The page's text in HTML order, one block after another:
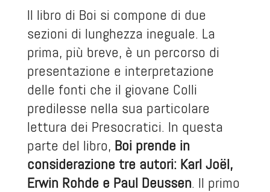
Il libro di Boi si compone di due
sezioni di lunghezza ineguale. La
prima, più breve, è un percorso di
presentazione e interpretazione
delle fonti che il giovane Colli
predilesse nella sua particolare
lettura dei Presocratici. In questa
parte del libro, Boi prende in
considerazione tre autori: Karl Joël,
Erwin Rohde e Paul Deussen. Il primo